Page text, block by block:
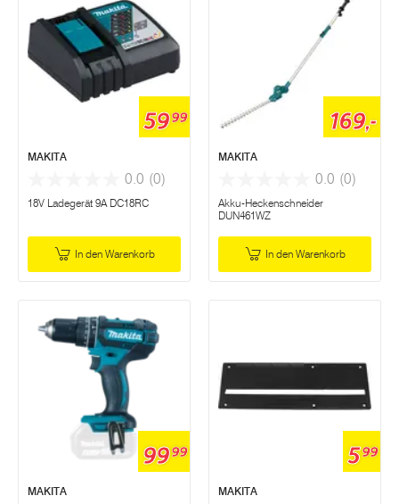
5999
MAKITA
0.0 (0)
18V Ladegerät 9A DC18RC
In den Warenkorb
169,-
MAKITA
0.0 (0)
Akku-Heckenschneider
DUN461WZ
In den Warenkorb
9999
MAKITA
599
MAKITA